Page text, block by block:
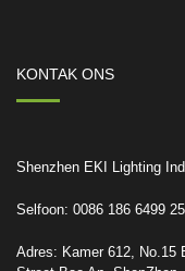
KONTAK ONS
Shenzhen EKI Lighting
Selfoon: 0086 186 6499
Adres: Kamer 612, No.15